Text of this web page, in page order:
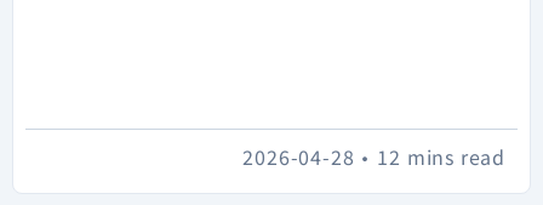
12 mins read
•
2026-04-28